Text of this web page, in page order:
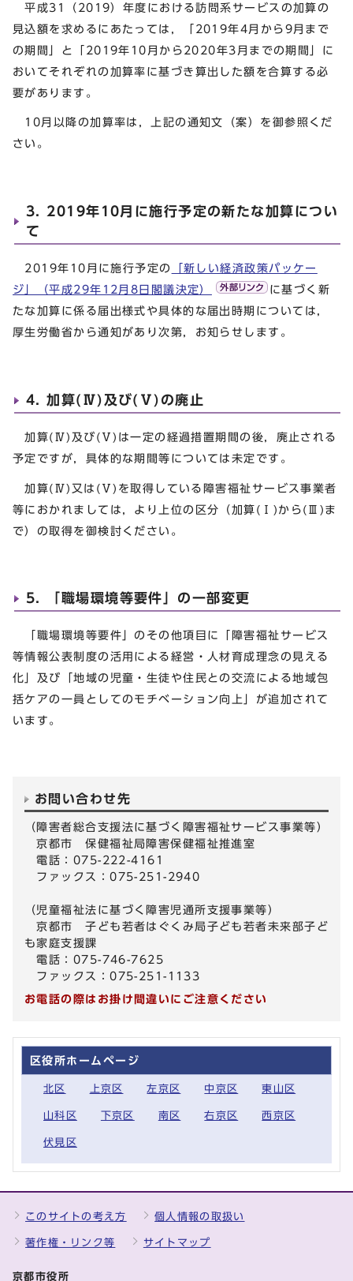
平成31（2019）年度における訪問系サービスの加算の
見込額を求めるにあたっては，「2019年4月から9月まで
の期間」と「2019年10月から2020年3月までの期間」に
おいてそれぞれの加算率に基づき算出した額を合算する必
要があります。
10月以降の加算率は，上記の通知文（案）を御参照くだ
さい。
3. 2019年10月に施行予定の新たな加算につい
て
2019年10月に施行予定の
「新しい経済政策パッケー
ジ」（平成29年12月8日閣議決定）
に基づく新
たな加算に係る届出様式や具体的な届出時期については，
厚生労働省から通知があり次第，お知らせします。
4. 加算(Ⅳ)及び(Ⅴ)の廃止
加算(Ⅳ)及び(Ⅴ)は一定の経過措置期間の後，廃止される
予定ですが，具体的な期間等については未定です。
加算(Ⅳ)又は(Ⅴ)を取得している障害福祉サービス事業者
等におかれましては，より上位の区分（加算(Ⅰ)から(Ⅲ)ま
で）の取得を御検討ください。
5. 「職場環境等要件」の一部変更
「職場環境等要件」のその他項目に「障害福祉サービス
等情報公表制度の活用による経営・人材育成理念の見える
化」及び「地域の児童・生徒や住民との交流による地域包
括ケアの一員としてのモチベーション向上」が追加されて
います。
お問い合わせ先
（障害者総合支援法に基づく障害福祉サービス事業等）
京都市 保健福祉局障害保健福祉推進室
電話：075-222-4161
ファックス：075-251-2940
（児童福祉法に基づく障害児通所支援事業等）
京都市 子ども若者はぐくみ局子ども若者未来部子ど
も家庭支援課
電話：075-746-7625
ファックス：075-251-1133
お電話の際はお掛け間違いにご注意ください
区役所ホームページ
北区 上京区 左京区 中京区 東山区
山科区 下京区 南区 右京区 西京区
伏見区
このサイトの考え方 個人情報の取扱い
著作権・リンク等 サイトマップ
京都市役所